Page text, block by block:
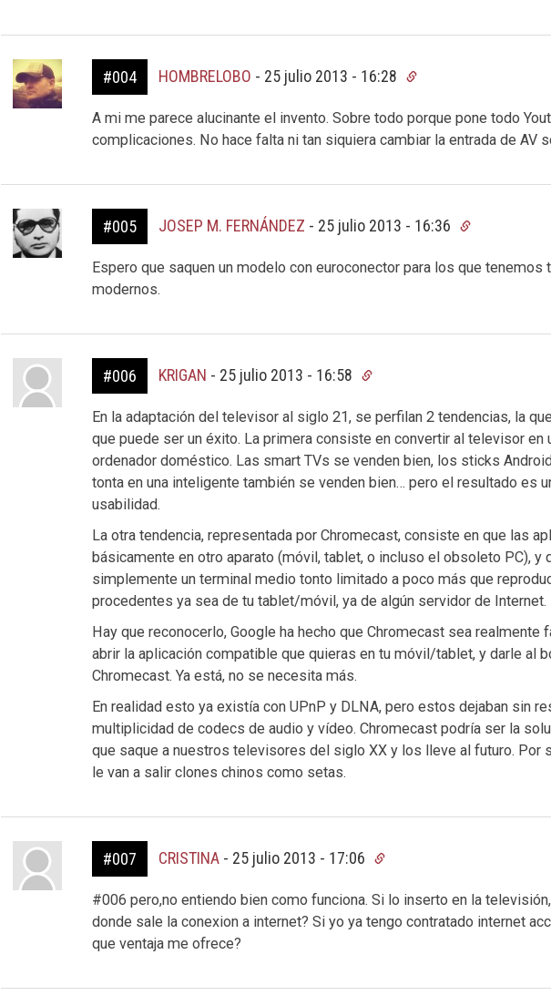
#004 HOMBRELOBO - 25 julio 2013 - 16:28
A mi me parece alucinante el invento. Sobre todo porque pone todo
complicaciones. No hace falta ni tan siquiera cambiar la entrada de AV
#005 JOSEP M. FERNÁNDEZ - 25 julio 2013 - 16:36
Espero que saquen un modelo con euroconector para los que tenemos
modernos.
#006 KRIGAN - 25 julio 2013 - 16:58
En la adaptación del televisor al siglo 21, se perfilan 2 tendencias, la
que puede ser un éxito. La primera consiste en convertir al televisor en
ordenador doméstico. Las smart TVs se venden bien, los sticks
tonta en una inteligente también se venden bien… pero el resultado es
usabilidad.
La otra tendencia, representada por Chromecast, consiste en que las
básicamente en otro aparato (móvil, tablet, o incluso el obsoleto PC), y
simplemente un terminal medio tonto limitado a poco más que
procedentes ya sea de tu tablet/móvil, ya de algún servidor de Internet.
Hay que reconocerlo, Google ha hecho que Chromecast sea realmente
abrir la aplicación compatible que quieras en tu móvil/tablet, y darle al
Chromecast. Ya está, no se necesita más.
En realidad esto ya existía con UPnP y DLNA, pero estos dejaban sin
multiplicidad de codecs de audio y vídeo. Chromecast podría ser la
que saque a nuestros televisores del siglo XX y los lleve al futuro. Por
le van a salir clones chinos como setas.
#007 CRISTINA- 25 julio 2013 - 17:06
#006 pero,no entiendo bien como funciona. Si lo inserto en la
donde sale la conexion a internet? Si yo ya tengo contratado internet
que ventaja me ofrece?